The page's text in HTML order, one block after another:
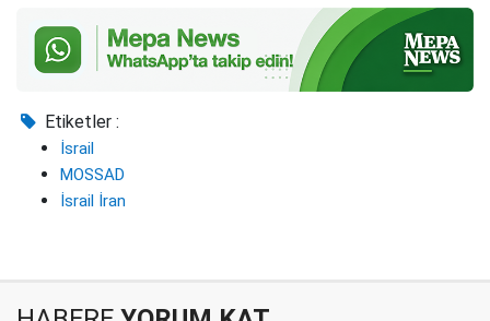
Etiketler :
İsrail
MOSSAD
İsrail İran